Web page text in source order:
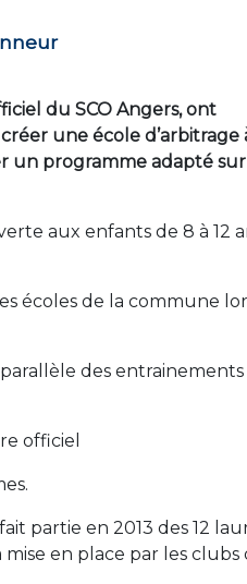
du SCO Angers, ont
une école d’arbitrage
un programme adapté sur
aux enfants de 8 à 12
écoles de la commune
des entrainements
officiel
partie en 2013 des 12
en place par les clubs